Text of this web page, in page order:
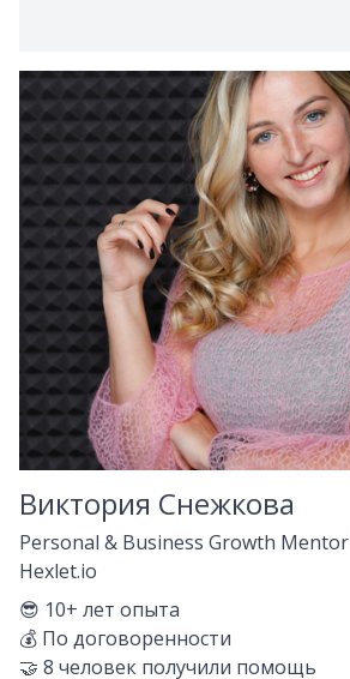
Виктория Снежкова
Personal & Business Growth Mentor
Hexlet.io
😎 10+ лет опыта
💰 По договоренности
🤝 8 человек получили помощь